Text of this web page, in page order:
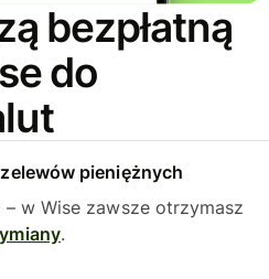
bezpłatną
do
pieniężnych
– w Wise zawsze otrzymasz
.